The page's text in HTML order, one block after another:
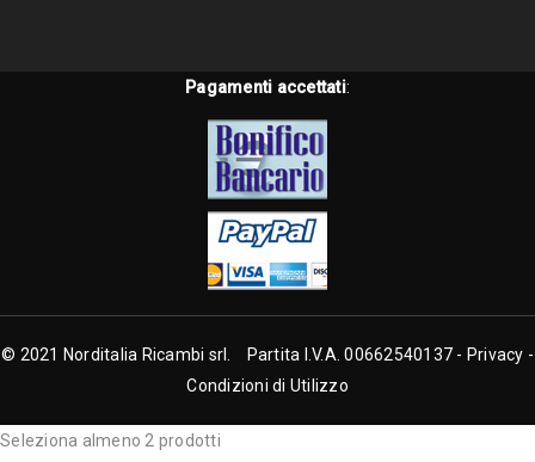
Pagamenti accettati:
© 2021 Norditalia Ricambi srl. Partita I.V.A. 00662540137 - Privacy -
Condizioni di Utilizzo
Seleziona almeno 2 prodotti